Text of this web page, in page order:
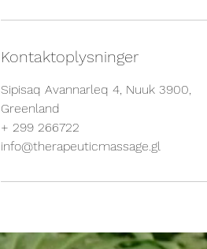
Kontaktoplysninger
Sipisaq Avannarleq 4, Nuuk 3900,
Greenland
+ 299 266722
info@therapeuticmassage.gl